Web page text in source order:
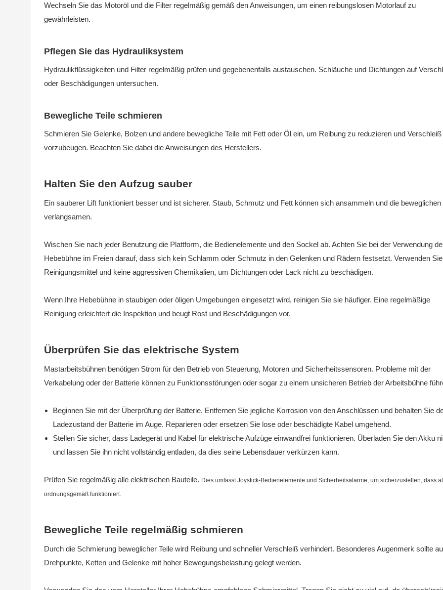
Wechseln Sie das Motoröl und die Filter regelmäßig gemäß den Anweisungen, um einen reibungslosen Motorlauf zu
gewährleisten.
Pflegen Sie das Hydrauliksystem
Hydraulikflüssigkeiten und Filter regelmäßig prüfen und gegebenenfalls austauschen. Schläuche und Dichtungen auf
oder Beschädigungen untersuchen.
Bewegliche Teile schmieren
Schmieren Sie Gelenke, Bolzen und andere bewegliche Teile mit Fett oder Öl ein, um Reibung zu reduzieren und Verschleiß
vorzubeugen. Beachten Sie dabei die Anweisungen des Herstellers.
Halten Sie den Aufzug sauber
Ein sauberer Lift funktioniert besser und ist sicherer. Staub, Schmutz und Fett können sich ansammeln und die beweglichen
verlangsamen.
Wischen Sie nach jeder Benutzung die Plattform, die Bedienelemente und den Sockel ab. Achten Sie bei der Verwendung
Hebebühne im Freien darauf, dass sich kein Schlamm oder Schmutz in den Gelenken und Rädern festsetzt. Verwenden
Reinigungsmittel und keine aggressiven Chemikalien, um Dichtungen oder Lack nicht zu beschädigen.
Wenn Ihre Hebebühne in staubigen oder öligen Umgebungen eingesetzt wird, reinigen Sie sie häufiger. Eine regelmäßige
Reinigung erleichtert die Inspektion und beugt Rost und Beschädigungen vor.
Überprüfen Sie das elektrische System
Mastarbeitsbühnen benötigen Strom für den Betrieb von Steuerung, Motoren und Sicherheitssensoren. Probleme mit der
Verkabelung oder der Batterie können zu Funktionsstörungen oder sogar zu einem unsicheren Betrieb der Arbeitsbühne
Beginnen Sie mit der Überprüfung der Batterie. Entfernen Sie jegliche Korrosion von den Anschlüssen und behalten Sie
Ladezustand der Batterie im Auge. Reparieren oder ersetzen Sie lose oder beschädigte Kabel umgehend.
Stellen Sie sicher, dass Ladegerät und Kabel für elektrische Aufzüge einwandfrei funktionieren. Überladen Sie den Akku
und lassen Sie ihn nicht vollständig entladen, da dies seine Lebensdauer verkürzen kann.
Prüfen Sie regelmäßig alle elektrischen Bauteile. Dies umfasst Joystick-Bedienelemente und Sicherheitsalarme, um sicherzustellen, dass
ordnungsgemäß funktioniert.
Bewegliche Teile regelmäßig schmieren
Durch die Schmierung beweglicher Teile wird Reibung und schneller Verschleiß verhindert. Besonderes Augenmerk sollte
Drehpunkte, Ketten und Gelenke mit hoher Bewegungsbelastung gelegt werden.